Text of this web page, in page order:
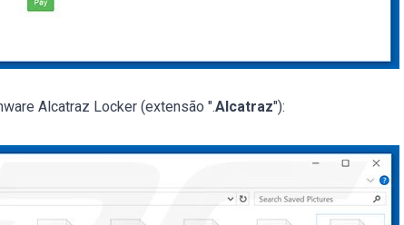
Alcatraz Locker (extensão ".Alcatraz"):